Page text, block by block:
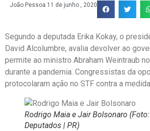
João Pessoa 11 de junho , 2020
Segundo a deputada Erika Kokay, o
David Alcolumbre, avalia devolver ao
permite ao ministro Abraham Weintraub
durante a pandemia. Congressistas da
protocolaram ação no STF contra a medida
Rodrigo Maia e Jair Bolsonaro
Deputados | PR)